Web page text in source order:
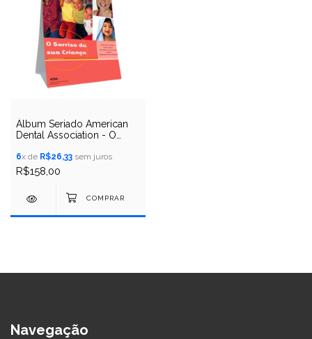
Álbum Seriado American
Dental Association - O
6x de R$26,33 sem juros
R$158,00
Navegação